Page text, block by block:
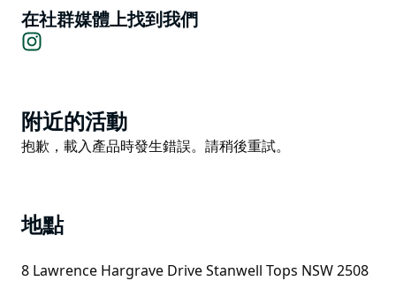
在社群媒體上找到我們
Product
List
附近的活動
Product
抱歉，載入產品時發生錯誤。請稍後重試。
地點
8 Lawrence Hargrave Drive Stanwell Tops NSW 2508